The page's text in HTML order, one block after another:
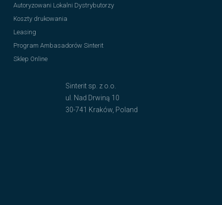
Sinterit sp. z o.o.
ul. Nad Drwiną 10
30-741 Kraków, Poland
Autoryzowani Lokalni Dystrybutorzy
Koszty drukowania
Leasing
Program Ambasadorów Sinterit
Sklep Online